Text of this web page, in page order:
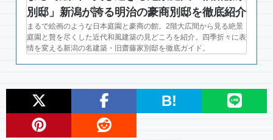
別邸」新潟が誇る明治の豪商別邸を徹底紹介
まるで絵画のような日本庭園と豪商の館。2階大広間から見る絶景
庭園と贅を尽くした近代和風建築の見どころを紹介。四季折々に表
情を変える新潟の名建築・旧齋藤家別邸を徹底ガイド。
B!